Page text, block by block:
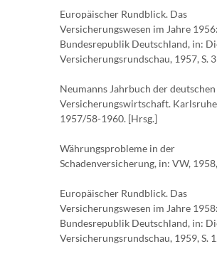
Europäischer Rundblick. Das
Versicherungswesen im Jahre 1956:
Bundesrepublik Deutschland, in:
Versicherungsrundschau, 1957, S. 3
Neumanns Jahrbuch der deutschen
Versicherungswirtschaft. Karlsruhe
1957/58-1960. [Hrsg.]
Währungsprobleme in der
Schadenversicherung, in: VW,
Europäischer Rundblick. Das
Versicherungswesen im Jahre 1958:
Bundesrepublik Deutschland, in:
Versicherungsrundschau, 1959, S.